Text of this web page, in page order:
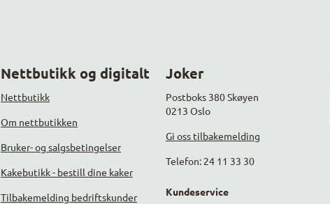
Nettbutikk og digitalt
Nettbutikk
Om nettbutikken
Bruker- og salgsbetingelser
Kakebutikk - bestill dine kaker
Tilbakemelding bedriftskunder
Joker
Postboks 380 Skøyen
0213 Oslo
Gi oss tilbakemelding
Telefon: 24 11 33 30
Kundeservice